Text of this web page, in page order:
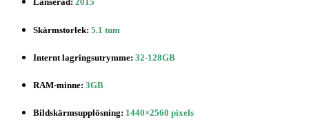
Skärmstorlek: 5.1 tum
Internt lagringsutrymme: 32-128GB
RAM-minne: 3GB
Bildskärmsupplösning: 1440×2560 pixels